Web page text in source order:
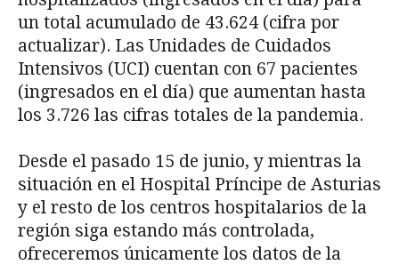
un total acumulado de 43.624 (cifra por
actualizar). Las Unidades de Cuidados
Intensivos (UCI) cuentan con 67 pacientes
(ingresados en el día) que aumentan hasta
los 3.726 las cifras totales de la pandemia.
Desde el pasado 15 de junio, y mientras la
situación en el Hospital Príncipe de Asturias
y el resto de los centros hospitalarios de la
región siga estando más controlada,
ofreceremos únicamente los datos de la